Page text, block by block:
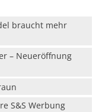
braucht mehr
– Neueröffnung
S&S Werbung